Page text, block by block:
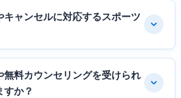
ャンセルに対応するスポーツ
料カウンセリングを受けられ
すか？